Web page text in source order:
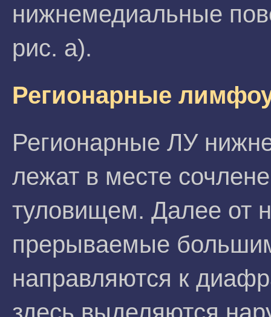
нижнемедиальные
рис. а).
Регионарные
Регионарные ЛУ
лежат в месте
туловищем. Далее от
прерываемые
направляются к